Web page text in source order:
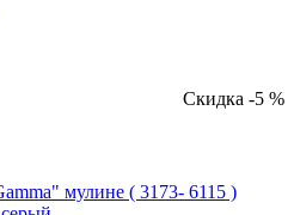
Скидка -5 %